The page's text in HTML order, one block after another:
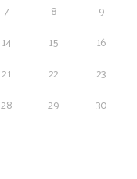
7 8
9
14 15
16
21 22
23
28 29
30